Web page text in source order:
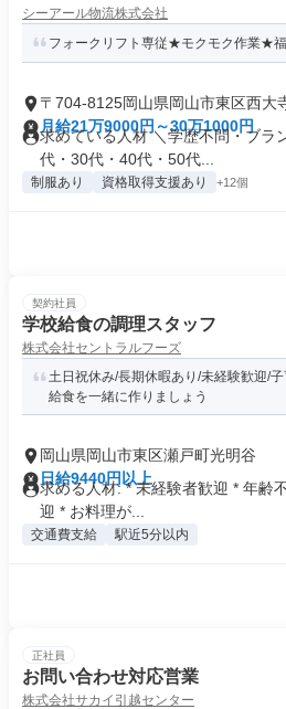
シーアール物流株式会社
フォークリフト専従★モクモク作業★
〒704-8125岡山県岡山市東区西大
月給21万9000円～30万1000円
求めている人材 ＼学歴不問・ブラ
代・30代・40代・50代...
制服あり 資格取得支援あり +12個
契約社員
学校給食の調理スタッフ
株式会社セントラルフーズ
土日祝休み/長期休暇あり/未経験歓迎/
給食を一緒に作りましょう
岡山県岡山市東区瀬戸町光明谷
日給9440円以上
求める人材: * 未経験者歓迎 * 年齢
迎 * お料理が...
交通費支給 駅近5分以内
正社員
お問い合わせ対応営業
株式会社サカイ引越センター